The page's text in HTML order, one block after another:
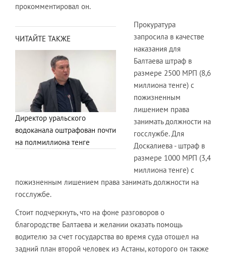
прокомментировал он.
ЧИТАЙТЕ ТАКЖЕ
Директор уральского
водоканала оштрафован почти
на полмиллиона тенге
Прокуратура
запросила в качестве
наказания для
Балтаева штраф в
размере 2500 МРП (8,6
миллиона тенге) с
пожизненным
лишением права
занимать должности на
госслужбе. Для
Доскалиева - штраф в
размере 1000 МРП (3,4
миллиона тенге) с
пожизненным лишением права занимать должности на
госслужбе.
Стоит подчеркнуть, что на фоне разговоров о
благородстве Балтаева и желании оказать помощь
водителю за счет государства во время суда отошел на
задний план второй человек из Астаны, которого он также